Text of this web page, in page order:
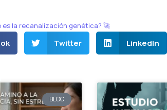
es la recanalización genética? 🚀
Twitter LinkedIn
BLOG